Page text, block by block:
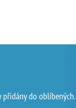
přidány do oblíbených.